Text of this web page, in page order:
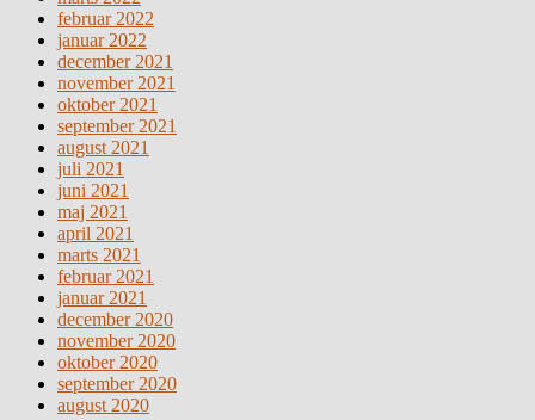
februar 2022
januar 2022
december 2021
november 2021
oktober 2021
september 2021
august 2021
juli 2021
juni 2021
maj 2021
april 2021
marts 2021
februar 2021
januar 2021
december 2020
november 2020
oktober 2020
september 2020
august 2020